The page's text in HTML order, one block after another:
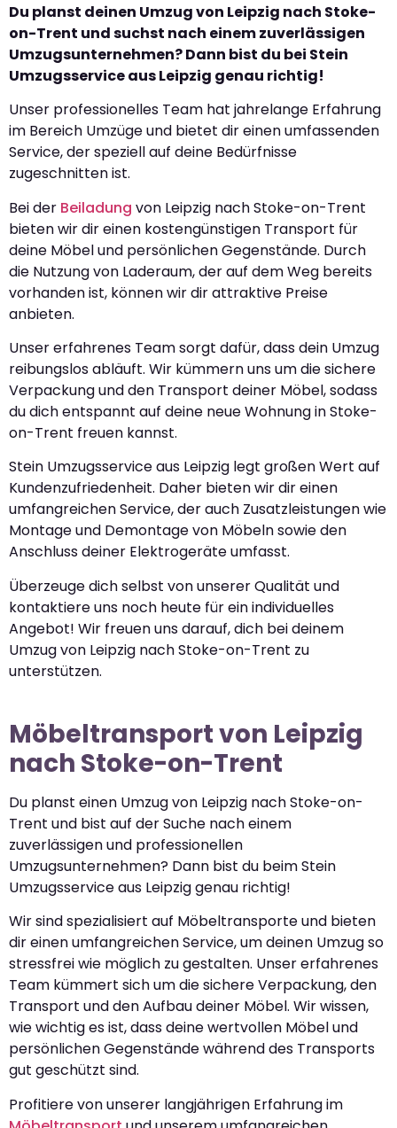
Du planst deinen Umzug von Leipzig nach Stoke-
on-Trent und suchst nach einem zuverlässigen
Umzugsunternehmen? Dann bist du bei Stein
Umzugsservice aus Leipzig genau richtig!
Unser professionelles Team hat jahrelange Erfahrung
im Bereich Umzüge und bietet dir einen umfassenden
Service, der speziell auf deine Bedürfnisse
zugeschnitten ist.
Bei der Beiladung von Leipzig nach Stoke-on-Trent
bieten wir dir einen kostengünstigen Transport für
deine Möbel und persönlichen Gegenstände. Durch
die Nutzung von Laderaum, der auf dem Weg bereits
vorhanden ist, können wir dir attraktive Preise
anbieten.
Unser erfahrenes Team sorgt dafür, dass dein Umzug
reibungslos abläuft. Wir kümmern uns um die sichere
Verpackung und den Transport deiner Möbel, sodass
du dich entspannt auf deine neue Wohnung in Stoke-
on-Trent freuen kannst.
Stein Umzugsservice aus Leipzig legt großen Wert auf
Kundenzufriedenheit. Daher bieten wir dir einen
umfangreichen Service, der auch Zusatzleistungen wie
Montage und Demontage von Möbeln sowie den
Anschluss deiner Elektrogeräte umfasst.
Überzeuge dich selbst von unserer Qualität und
kontaktiere uns noch heute für ein individuelles
Angebot! Wir freuen uns darauf, dich bei deinem
Umzug von Leipzig nach Stoke-on-Trent zu
unterstützen.
Möbeltransport von Leipzig
nach Stoke-on-Trent
Du planst einen Umzug von Leipzig nach Stoke-on-
Trent und bist auf der Suche nach einem
zuverlässigen und professionellen
Umzugsunternehmen? Dann bist du beim Stein
Umzugsservice aus Leipzig genau richtig!
Wir sind spezialisiert auf Möbeltransporte und bieten
dir einen umfangreichen Service, um deinen Umzug so
stressfrei wie möglich zu gestalten. Unser erfahrenes
Team kümmert sich um die sichere Verpackung, den
Transport und den Aufbau deiner Möbel. Wir wissen,
wie wichtig es ist, dass deine wertvollen Möbel und
persönlichen Gegenstände während des Transports
gut geschützt sind.
Profitiere von unserer langjährigen Erfahrung im